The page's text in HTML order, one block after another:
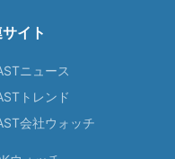
イト
ニュース
トレンド
会社ウォッチ